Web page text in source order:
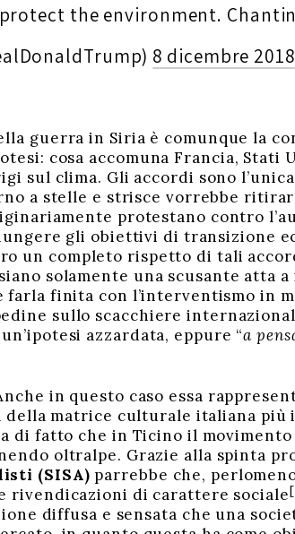
the environment.
8 dicembre 2018
guerra in Siria è comunque la
cosa accomuna Francia, Stati
sul clima. Gli accordi sono
a stelle e strisce vorrebbe
protestano contro
gli obiettivi di transizione
un completo rispetto di tali
solamente una scusante atta
farla finita con l’interventismo in
sullo scacchiere
azzardata, eppure “a
in questo caso essa
della matrice culturale italiana
di fatto che in Ticino il
oltralpe. Grazie alla spinta
(SISA) parrebbe che,
rivendicazioni di carattere sociale
diffusa e sensata che una